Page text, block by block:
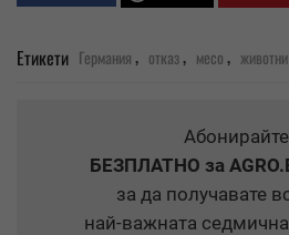
Етикети Германия, отказ, месо, животни
БЕЗПЛАТНО за
за да получавате
най-важната